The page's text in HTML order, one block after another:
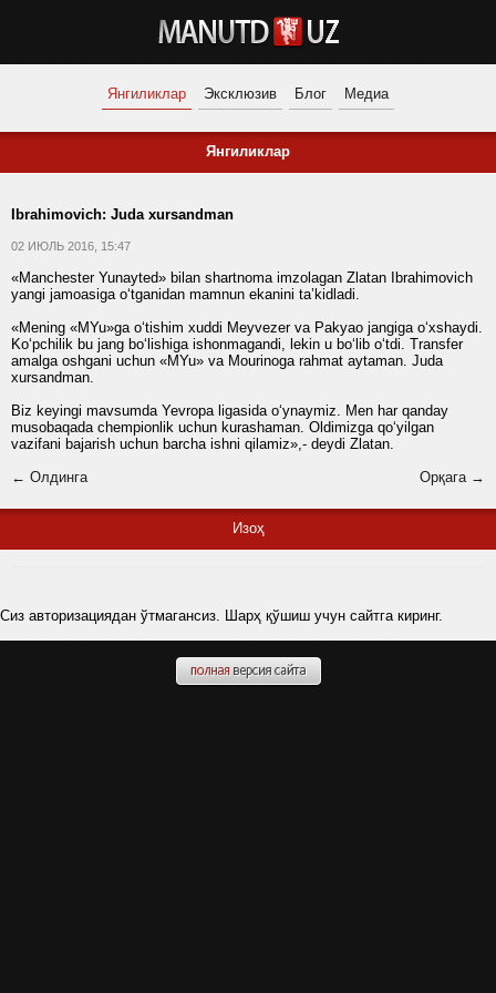
Янгиликлар Эксклюзив Блог Медиа
Янгиликлар
Ibrahimovich: Juda xursandman
02 ИЮЛЬ 2016, 15:47
«Manchester Yunayted» bilan shartnoma imzolagan Zlatan Ibrahimovich
yangi jamoasiga o‘tganidan mamnun ekanini ta’kidladi.
«Mening «MYu»ga o‘tishim xuddi Meyvezer va Pakyao jangiga o‘xshaydi.
Ko‘pchilik bu jang bo‘lishiga ishonmagandi, lekin u bo‘lib o‘tdi. Transfer
amalga oshgani uchun «MYu» va Mourinoga rahmat aytaman. Juda
xursandman.
Biz keyingi mavsumda Yevropa ligasida o‘ynaymiz. Men har qanday
musobaqada chempionlik uchun kurashaman. Oldimizga qo‘yilgan
vazifani bajarish uchun barcha ishni qilamiz»,- deydi Zlatan.
← Олдинга
Орқага →
Изоҳ
Сиз авторизациядан ўтмагансиз. Шарҳ қўшиш учун сайтга киринг.